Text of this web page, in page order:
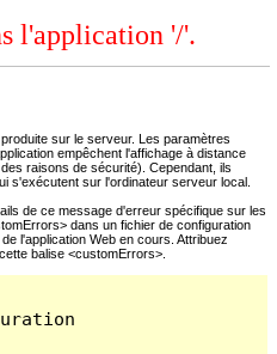
l'application '/'.
sur le serveur. Les paramètres
empêchent l'affichage à distance
raisons de sécurité). Cependant, ils
s'exécutent sur l'ordinateur serveur local.
de ce message d'erreur spécifique sur les
dans un fichier de configuration
l'application Web en cours. Attribuez
balise <customErrors>.